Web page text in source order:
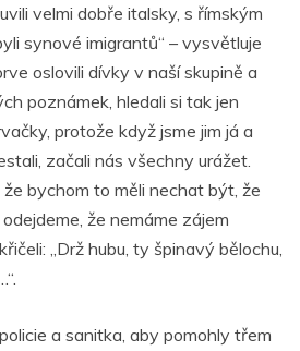
velmi dobře italsky, s římským
synové imigrantů“ – vysvětluje
oslovili dívky v naší skupině a
poznámek, hledali si tak jen
protože když jsme jim já a
začali nás všechny urážet.
bychom to měli nechat být, že
že nemáme zájem
„Drž hubu, ty špinavý bělochu,
a sanitka, aby pomohly třem